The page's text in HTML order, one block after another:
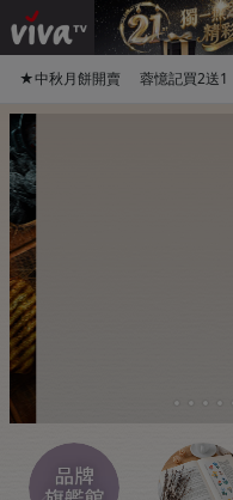
★中秋月餅開賣 蓉憶記買2送1